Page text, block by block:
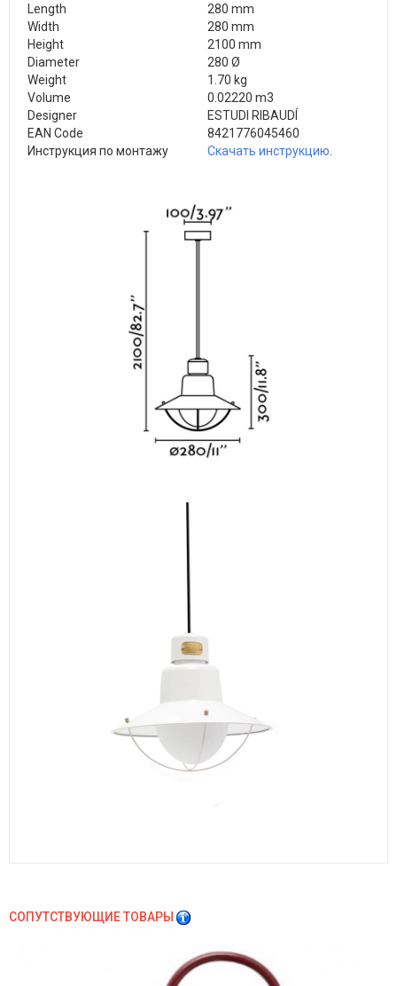
Length
280 mm
Width
280 mm
Height
2100 mm
Diameter
280 Ø
Weight
1.70 kg
Volume
0.02220 m3
Designer
ESTUDI RIBAUDÍ
EAN Code
8421776045460
Инструкция по монтажу
Скачать инструкцию
СОПУТСТВУЮЩИЕ ТОВАРЫ